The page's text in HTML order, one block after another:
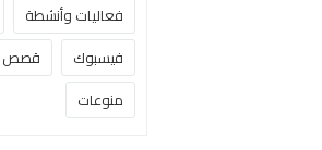
فعاليات وأنشطة
فيسبوك
قصص
منوعات